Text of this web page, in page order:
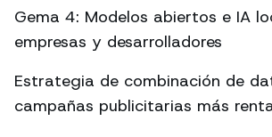
Gema 4: Modelos abiertos e IA
empresas y desarrolladores
Estrategia de combinación de
campañas publicitarias más